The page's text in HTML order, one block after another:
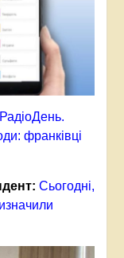
РадіоДень.
франківці
Сьогодні,